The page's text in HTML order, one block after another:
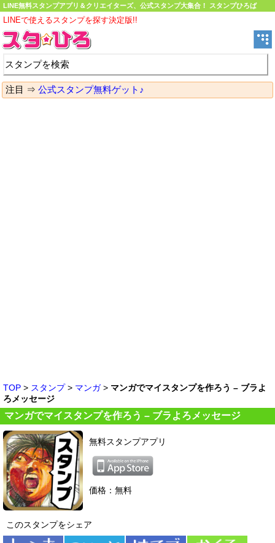
LINE無料スタンプアプリ＆クリエイターズ、公式スタンプ大集合！ スタンプひろば
LINEで使えるスタンプを探す決定版!!
注目 ⇒ 公式スタンプ無料ゲット♪
TOP > スタンプ> マンガ> マンガでマイスタンプを作ろう – ブラよ
ろメッセージ
マンガでマイスタンプを作ろう – ブラよろメッセージ
無料スタンプアプリ
価格：無料
このスタンプをシェア